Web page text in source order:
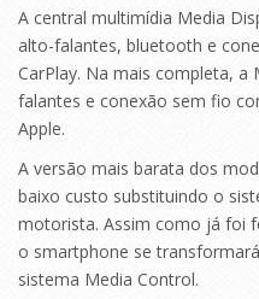
A central multimídia Media
alto-falantes, bluetooth e
CarPlay. Na mais completa, a
falantes e conexão sem fio
Apple.
A versão mais barata dos
baixo custo substituindo o
motorista. Assim como já foi
o smartphone se
sistema Media Control.